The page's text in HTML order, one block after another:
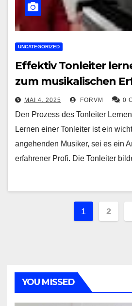
UNCATEGORIZED
Effektiv Tonleiter
zum musikalischen
MAI 4, 2025 FORVM 0
Den Prozess des Tonleiter
Lernen einer Tonleiter ist ein
angehenden Musiker, sei es ein
erfahrener Profi. Die Tonleiter
1 2
YOU MISSED